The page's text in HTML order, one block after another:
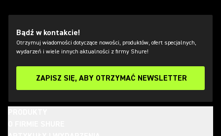
Bądź w kontakcie!
Otrzymuj wiadomości dotyczące nowości, produktów, ofert specjalnych,
wydarzeń i wiele innych aktualności z firmy Shure!
ZAPISZ SIĘ, ABY OTRZYMAĆ NEWSLETTER